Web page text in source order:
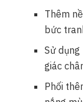
Thêm
bức
Sử
giác
Phối